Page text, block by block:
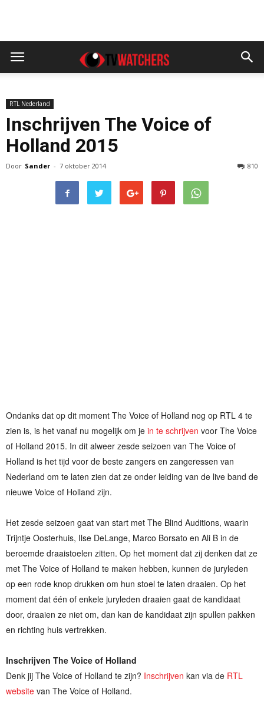
RTL Nederland
Inschrijven The Voice of
Holland 2015
Door Sander - 7 oktober 2014 810
Ondanks dat op dit moment The Voice of Holland nog op RTL 4 te
zien is, is het vanaf nu mogelijk om je in te schrijven voor The Voice
of Holland 2015. In dit alweer zesde seizoen van The Voice of
Holland is het tijd voor de beste zangers en zangeressen van
Nederland om te laten zien dat ze onder leiding van de live band de
nieuwe Voice of Holland zijn.
Het zesde seizoen gaat van start met The Blind Auditions, waarin
Trijntje Oosterhuis, Ilse DeLange, Marco Borsato en Ali B in de
beroemde draaistoelen zitten. Op het moment dat zij denken dat ze
met The Voice of Holland te maken hebben, kunnen de juryleden
op een rode knop drukken om hun stoel te laten draaien. Op het
moment dat één of enkele juryleden draaien gaat de kandidaat
door, draaien ze niet om, dan kan de kandidaat zijn spullen pakken
en richting huis vertrekken.
Inschrijven The Voice of Holland
Denk jij The Voice of Holland te zijn? Inschrijven kan via de RTL
website van The Voice of Holland.